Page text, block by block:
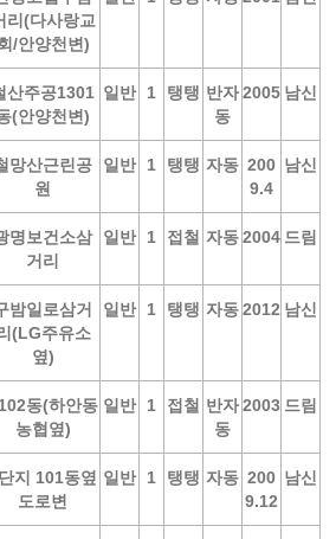
리(다사랑교
/안양천변)
산주공1301
(안양천변)
일반 1 탱탱 반자
동
2005 남신
망산근린공
원
일반 1 탱탱 자동 200
9.4
남신
명보건소삼
거리
일반 1 접철 자동 2004 드림
밤일로삼거
(LG주유소
옆)
일반 1 탱탱 자동 2012 남신
동(하안동
농협옆)
일반 1 접철 반자
동
2003 드림
지 101동옆
도로변
일반 1 탱탱 자동 200
9.12
남신